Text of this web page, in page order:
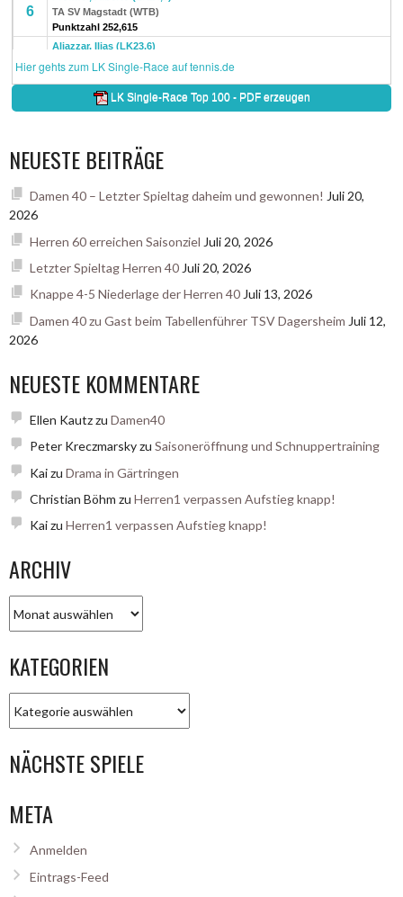
NEUESTE BEITRÄGE
Damen 40 – Letzter Spieltag daheim und gewonnen! Juli 20,
2026
Herren 60 erreichen Saisonziel Juli 20, 2026
Letzter Spieltag Herren 40 Juli 20, 2026
Knappe 4-5 Niederlage der Herren 40Juli 13, 2026
Damen 40 zu Gast beim Tabellenführer TSV Dagersheim Juli 12,
2026
NEUESTE KOMMENTARE
Ellen Kautzzu Damen40
Peter Kreczmarskyzu Saisoneröffnung und Schnuppertraining
Kaizu Drama in Gärtringen
Christian Böhm zu Herren1 verpassen Aufstieg knapp!
Kaizu Herren1 verpassen Aufstieg knapp!
ARCHIV
KATEGORIEN
NÄCHSTE SPIELE
META
Anmelden
Eintrags-Feed